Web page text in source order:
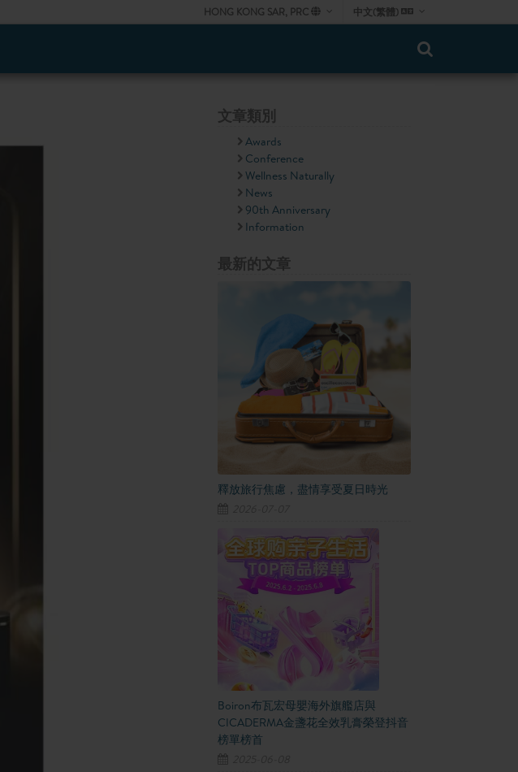
HONG KONG SAR, PRC 中文(繁體)
文章類別
Awards
Conference
Wellness Naturally
News
90th Anniversary
Information
最新的文章
釋放旅行焦慮，盡情享受夏日時光
Boiron布瓦宏母嬰海外旗艦店與
CICADERMA金盞花全效乳膏榮登抖音
榜單榜首